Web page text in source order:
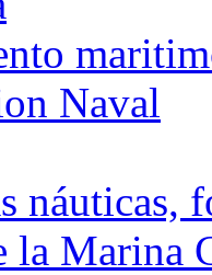
Naval
náuticas,
la Marina